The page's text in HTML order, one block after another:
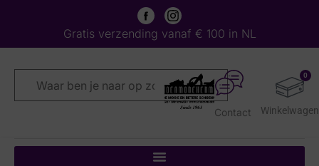
Gratis verzending vanaf € 100 in NL
0
Contact